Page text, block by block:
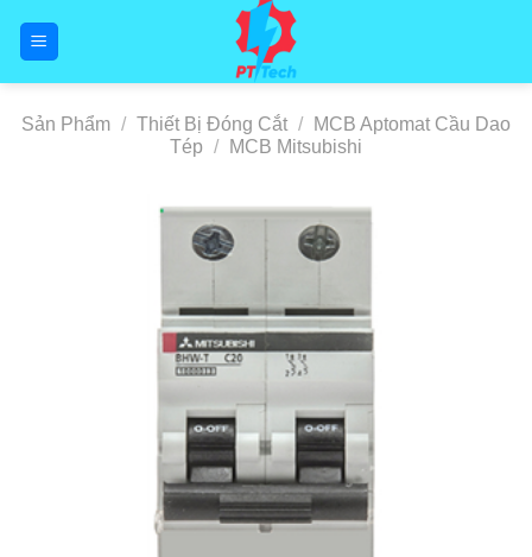
Sản Phẩm / Thiết Bị Đóng Cắt /
MCB Aptomat Cầu Dao
Tép / MCB Mitsubishi